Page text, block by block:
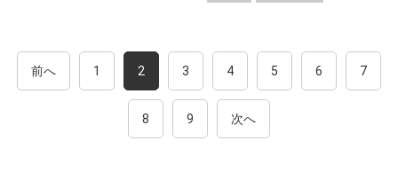
前へ 1 2 3 4 5 6 7
8 9 次へ